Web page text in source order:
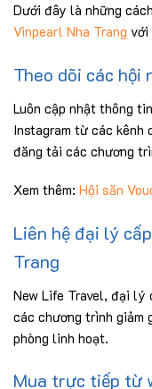
Dưới đây là những
Vinpearl Nha Trang với
Theo dõi các hội
Luôn cập nhật thông
Instagram từ các
đăng tải các chương
Xem thêm: Hội săn
Liên hệ đại lý
Trang
New Life Travel, đại lý
các chương trình giảm
phòng linh hoạt.
Mua trực tiếp từ